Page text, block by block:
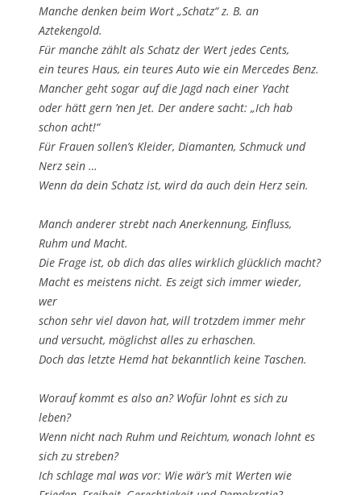
Manche denken beim Wort „Schatz“ z. B. an
Aztekengold.
Für manche zählt als Schatz der Wert jedes Cents,
ein teures Haus, ein teures Auto wie ein Mercedes Benz.
Mancher geht sogar auf die Jagd nach einer Yacht
oder hätt gern ’nen Jet. Der andere sacht: „Ich hab
schon acht!“
Für Frauen sollen’s Kleider, Diamanten, Schmuck und
Nerz sein …
Wenn da dein Schatz ist, wird da auch dein Herz sein.
Manch anderer strebt nach Anerkennung, Einfluss,
Ruhm und Macht.
Die Frage ist, ob dich das alles wirklich glücklich macht?
Macht es meistens nicht. Es zeigt sich immer wieder,
wer
schon sehr viel davon hat, will trotzdem immer mehr
und versucht, möglichst alles zu erhaschen.
Doch das letzte Hemd hat bekanntlich keine Taschen.
Worauf kommt es also an? Wofür lohnt es sich zu
leben?
Wenn nicht nach Ruhm und Reichtum, wonach lohnt es
sich zu streben?
Ich schlage mal was vor: Wie wär’s mit Werten wie